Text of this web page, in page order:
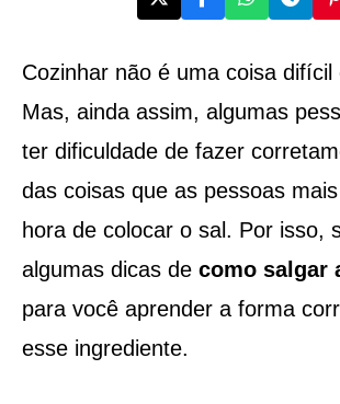
Cozinhar não é uma coisa difícil
Mas, ainda assim, algumas
ter dificuldade de fazer
das coisas que as pessoas
hora de colocar o sal. Por isso,
algumas dicas de como salgar
para você aprender a forma
esse ingrediente.